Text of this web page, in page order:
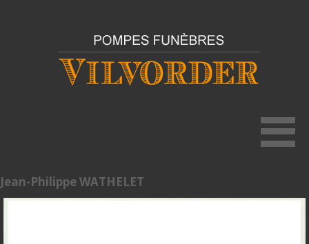
Jean-Philippe WATHELET